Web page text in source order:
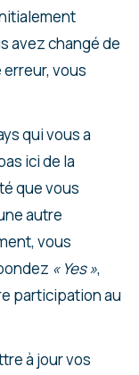
avez changé de
vous
qui vous a
ici de la
que vous
autre
vous
« Yes »,
participation au
à jour vos